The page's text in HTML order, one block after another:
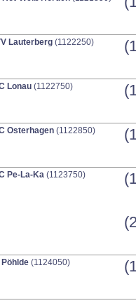
Lauterberg (1122250)
Lonau (1122750)
Osterhagen (1122850)
Pe-La-Ka (1123750)
Pöhlde (1124050)